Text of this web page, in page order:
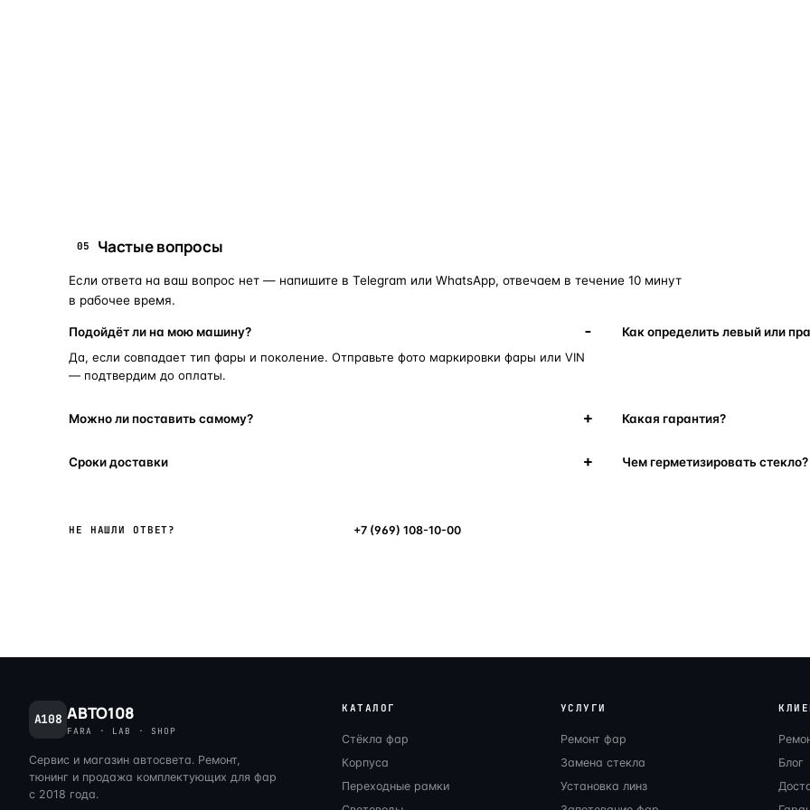
05 Частые вопросы
Если ответа на ваш вопрос нет — напишите в Telegram или WhatsApp, отвечаем в течение 10 минут
в рабочее время.
Подойдёт ли на мою машину?
Да, если совпадает тип фары и поколение. Отправьте фото маркировки фары или VIN
— подтвердим до оплаты.
Как определить левый или
Можно ли поставить самому? Какая гарантия?
Сроки доставки Чем герметизировать стекло?
НЕ НАШЛИ ОТВЕТ? +7 (969) 108-10-00
A108 АВТО108
FARA · LAB · SHOP
Сервис и магазин автосвета. Ремонт,
тюнинг и продажа комплектующих для фар
с 2018 года.
КАТАЛОГ
Стёкла фар
Корпуса
Переходные рамки
УСЛУГИ
Ремонт фар
Замена стекла
Установка линз
Блог